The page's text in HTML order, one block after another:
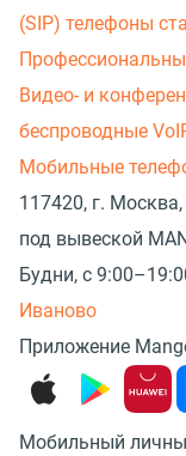
(SIP) телефоны
Видео- и
беспроводные
Мобильные
117420, г.
под вывеской
Будни, с
Иваново
Приложение
Мобильный